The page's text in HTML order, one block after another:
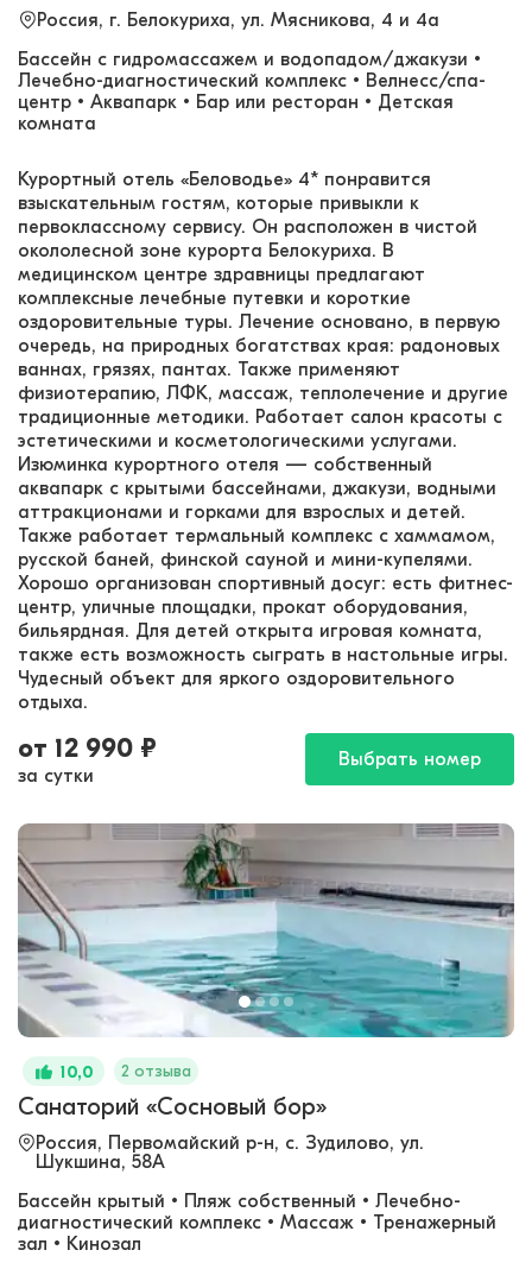
Россия, г. Белокуриха, ул. Мясникова, 4 и 4а
Бассейн с гидромассажем и водопадом/джакузи •
Лечебно-диагностический комплекс • Велнесс/спа-
центр • Аквапарк • Бар или ресторан • Детская
комната
Курортный отель «Беловодье» 4* понравится
взыскательным гостям, которые привыкли к
первоклассному сервису. Он расположен в чистой
окололесной зоне курорта Белокуриха. В
медицинском центре здравницы предлагают
комплексные лечебные путевки и короткие
оздоровительные туры. Лечение основано, в первую
очередь, на природных богатствах края: радоновых
ваннах, грязях, пантах. Также применяют
физиотерапию, ЛФК, массаж, теплолечение и другие
традиционные методики. Работает салон красоты с
эстетическими и косметологическими услугами.
Изюминка курортного отеля — собственный
аквапарк с крытыми бассейнами, джакузи, водными
аттракционами и горками для взрослых и детей.
Также работает термальный комплекс с хаммамом,
русской баней, финской сауной и мини-купелями.
Хорошо организован спортивный досуг: есть фитнес-
центр, уличные площадки, прокат оборудования,
бильярдная. Для детей открыта игровая комната,
также есть возможность сыграть в настольные игры.
Чудесный объект для яркого оздоровительного
отдыха.
от 12 990 ₽
за сутки
Выбрать номер
10,0 2 отзыва
Санаторий «Сосновый бор»
Россия, Первомайский р-н, с. Зудилово, ул.
Шукшина, 58А
Бассейн крытый • Пляж собственный • Лечебно-
диагностический комплекс • Массаж • Тренажерный
зал • Кинозал